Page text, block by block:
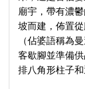
廟宇，帶有濃
坡而建，佈置
（佔婆語稱為
客歇腳並準備
排八角形柱子和